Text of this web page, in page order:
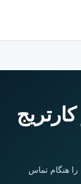
هنگام تماس